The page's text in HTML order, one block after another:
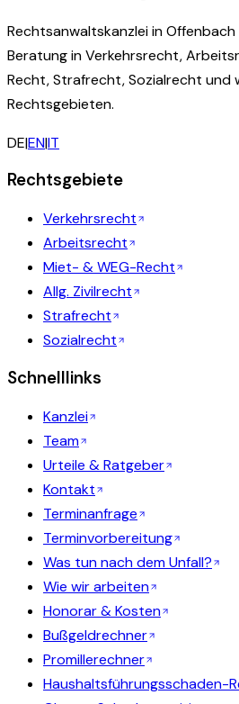
Rechtsanwaltskanzlei in
Beratung in Verkehrsrecht,
Recht, Strafrecht, Sozialrecht und
Rechtsgebieten.
DE|EN|IT
Rechtsgebiete
Verkehrsrecht
Arbeitsrecht
Miet- & WEG-Recht
Allg. Zivilrecht
Strafrecht
Sozialrecht
Schnelllinks
Kanzlei
Team
Urteile & Ratgeber
Kontakt
Terminanfrage
Terminvorbereitung
Was tun nach dem Unfall?
Wie wir arbeiten
Honorar & Kosten
Bußgeldrechner
Promillerechner
Haushaltsführungsschaden-